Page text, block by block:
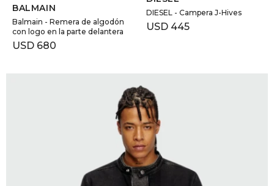
BALMAIN
Balmain - Remera de algodón
con logo en la parte delantera
USD 680
DIESEL - Campera J-Hives
USD 445